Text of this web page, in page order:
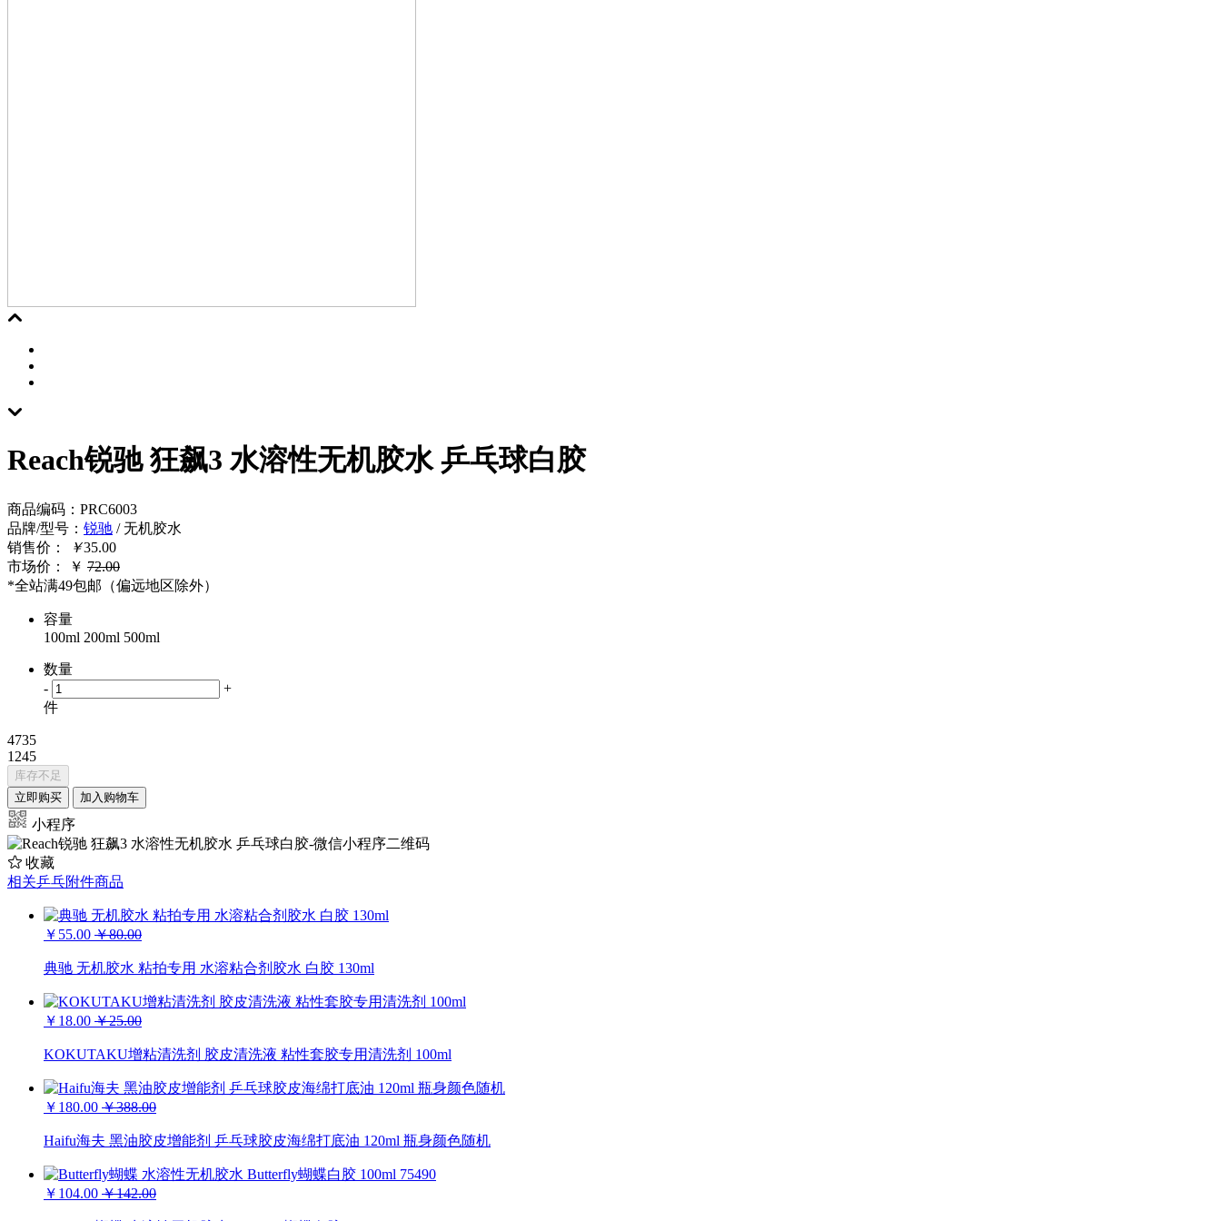
Reach锐驰 狂飙3 水溶性无机胶水 乒乓球白胶
商品编码 ： PRC6003
品牌/型号 ： 锐驰 / 无机胶水
销售价：
￥35.00
市场价：
￥ 72.00
*全站满49包邮（偏远地区除外）
容量
100ml 200ml 500ml
数量
-
+
件
4735
1245
库存不足
立即购买
加入购物车
小程序
收藏
相关乒乓附件商品
￥55.00 ￥80.00
典驰 无机胶水 粘拍专用 水溶粘合剂胶水 白胶 130ml
￥18.00 ￥25.00
KOKUTAKU增粘清洗剂 胶皮清洗液 粘性套胶专用清洗剂 100ml
￥180.00 ￥388.00
Haifu海夫 黑油胶皮增能剂 乒乓球胶皮海绵打底油 120ml 瓶身颜色随机
￥104.00 ￥142.00